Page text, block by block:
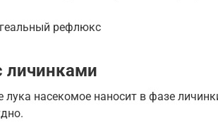
рефлюкс
личинками
лука насекомое наносит в фазе